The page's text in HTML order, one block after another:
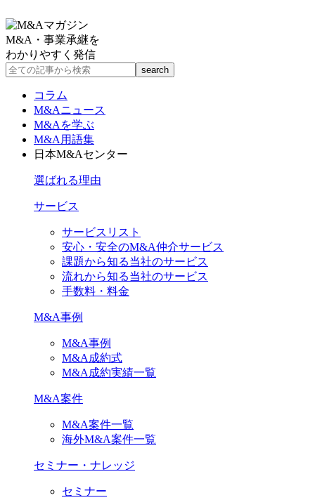
M&A・事業承継を
わかりやすく発信
コラム
M&Aニュース
M&Aを学ぶ
M&A用語集
日本M&Aセンター
選ばれる理由
サービス
サービスリスト
安心・安全のM&A仲介サービス
課題から知る当社のサービス
流れから知る当社のサービス
手数料・料金
M&A事例
M&A事例
M&A成約式
M&A成約実績一覧
M&A案件
M&A案件一覧
海外M&A案件一覧
セミナー・ナレッジ
セミナー